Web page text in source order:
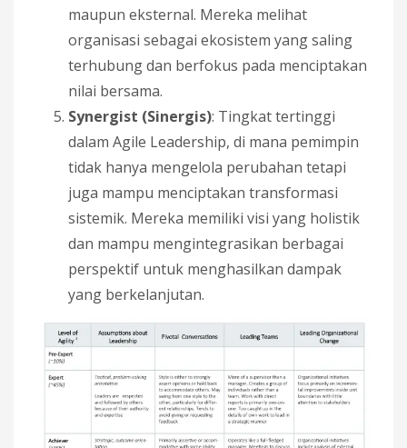
maupun eksternal. Mereka melihat
organisasi sebagai ekosistem yang saling
terhubung dan berfokus pada menciptakan
nilai bersama.
Synergist (Sinergis): Tingkat tertinggi
dalam Agile Leadership, di mana pemimpin
tidak hanya mengelola perubahan tetapi
juga mampu menciptakan transformasi
sistemik. Mereka memiliki visi yang holistik
dan mampu mengintegrasikan berbagai
perspektif untuk menghasilkan dampak
yang berkelanjutan.